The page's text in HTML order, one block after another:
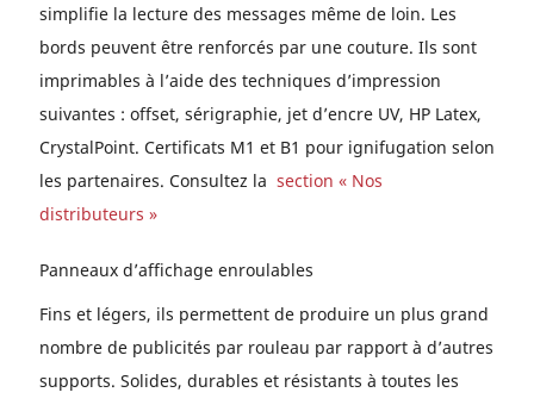
simplifie la lecture des messages même de loin. Les
bords peuvent être renforcés par une couture. Ils sont
imprimables à l’aide des techniques d’impression
suivantes : offset, sérigraphie, jet d’encre UV, HP Latex,
CrystalPoint. Certificats M1 et B1 pour ignifugation selon
les partenaires. Consultez la section « Nos
distributeurs »
Panneaux d’affichage enroulables
Fins et légers, ils permettent de produire un plus grand
nombre de publicités par rouleau par rapport à d’autres
supports. Solides, durables et résistants à toutes les